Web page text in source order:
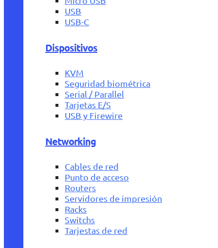
USB
USB-C
Dispositivos
KVM
Seguridad biométrica
Serial / Parallel
Tarjetas E/S
USB y Firewire
Networking
Cables de red
Punto de acceso
Routers
Servidores de impresión
Racks
Switchs
Tarjestas de red